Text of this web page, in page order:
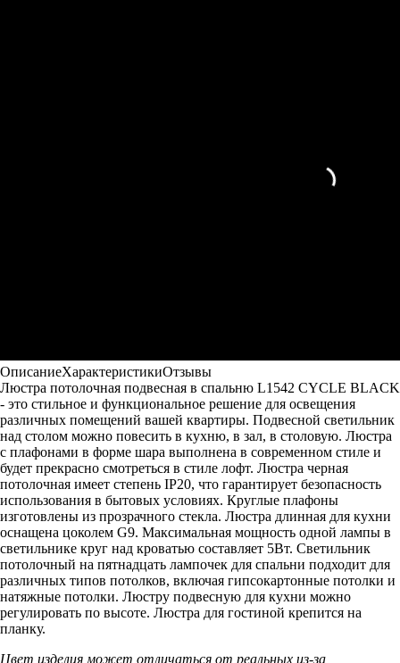
ОписаниеХарактеристикиОтзывы
Люстра потолочная подвесная в спальню L1542 CYCLE BLACK
- это стильное и функциональное решение для освещения
различных помещений вашей квартиры. Подвесной светильник
над столом можно повесить в кухню, в зал, в столовую. Люстра
с плафонами в форме шара выполнена в современном стиле и
будет прекрасно смотреться в стиле лофт. Люстра черная
потолочная имеет степень IP20, что гарантирует безопасность
использования в бытовых условиях. Круглые плафоны
изготовлены из прозрачного стекла. Люстра длинная для кухни
оснащена цоколем G9. Максимальная мощность одной лампы в
светильнике круг над кроватью составляет 5Вт. Светильник
потолочный на пятнадцать лампочек для спальни подходит для
различных типов потолков, включая гипсокартонные потолки и
натяжные потолки. Люстру подвесную для кухни можно
регулировать по высоте. Люстра для гостиной крепится на
планку.
Цвет изделия может отличаться от реальных из-за